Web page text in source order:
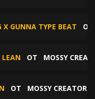
GUNNA TYPE BEAT
ОТ MOSSY
ОТ MOSSY CREATOR